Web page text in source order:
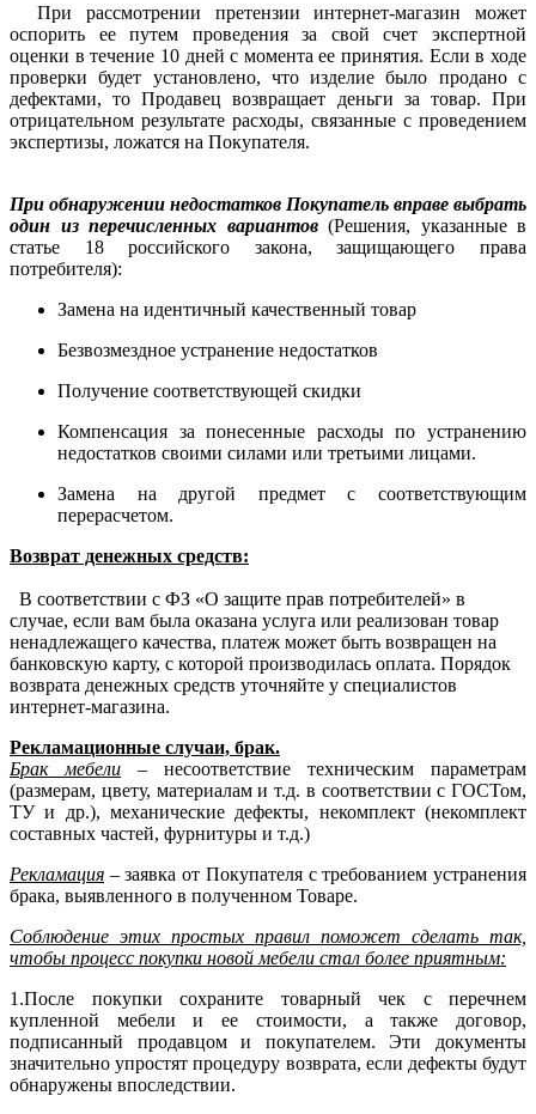
При рассмотрении претензии интернет-магазин может
оспорить ее путем проведения за свой счет экспертной
оценки в течение 10 дней с момента ее принятия. Если в ходе
проверки будет установлено, что изделие было продано с
дефектами, то Продавец возвращает деньги за товар. При
отрицательном результате расходы, связанные с проведением
экспертизы, ложатся на Покупателя.
При обнаружении недостатков Покупатель вправе выбрать
один из перечисленных вариантов (Решения, указанные в
статье 18 российского закона, защищающего права
потребителя):
Замена на идентичный качественный товар
Безвозмездное устранение недостатков
Получение соответствующей скидки
Компенсация за понесенные расходы по устранению
недостатков своими силами или третьими лицами.
Замена на другой предмет с соответствующим
перерасчетом.
Возврат денежных средств:
В соответствии с ФЗ «О защите прав потребителей» в
случае, если вам была оказана услуга или реализован товар
ненадлежащего качества, платеж может быть возвращен на
банковскую карту, с которой производилась оплата. Порядок
возврата денежных средств уточняйте у специалистов
интернет-магазина.
Рекламационные случаи, брак.
Брак мебели – несоответствие техническим параметрам
(размерам, цвету, материалам и т.д. в соответствии с ГОСТом,
ТУ и др.), механические дефекты, некомплект (некомплект
составных частей, фурнитуры и т.д.)
Рекламация – заявка от Покупателя с требованием устранения
брака, выявленного в полученном Товаре.
Соблюдение этих простых правил поможет сделать так,
чтобы процесс покупки новой мебели стал более приятным:
1.После покупки сохраните товарный чек с перечнем
купленной мебели и ее стоимости, а также договор,
подписанный продавцом и покупателем. Эти документы
значительно упростят процедуру возврата, если дефекты будут
обнаружены впоследствии.